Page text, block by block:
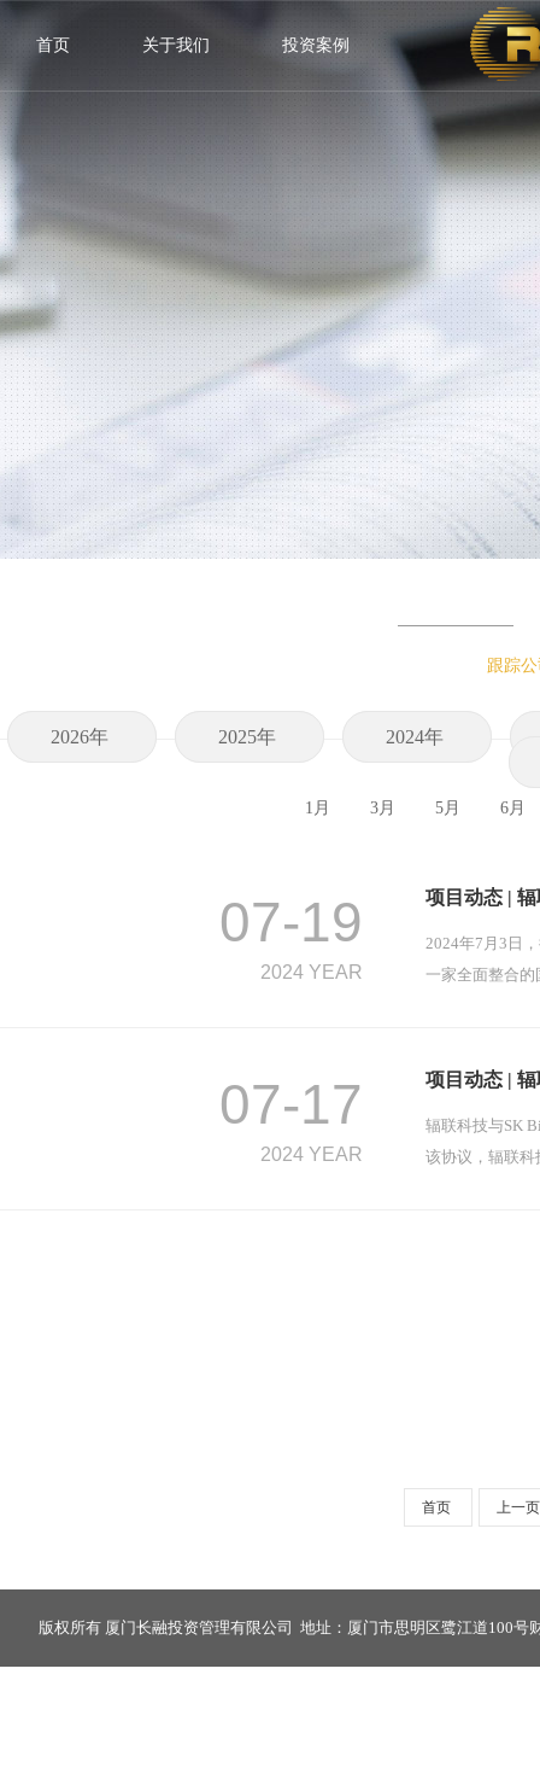
首页 关于我们 投资案例
跟踪
2026年 2025年 2024年
1月 3月 5月 6月
07-19
2024 YEAR
项目动态 |
2024年7月3日
一家全面整合
07-17
2024 YEAR
项目动态 |
辐联科技与SK
该协议，辐联科
首页 上一页
版权所有 厦门长融投资管理有限公司 地址：厦门市思明区鹭江道100